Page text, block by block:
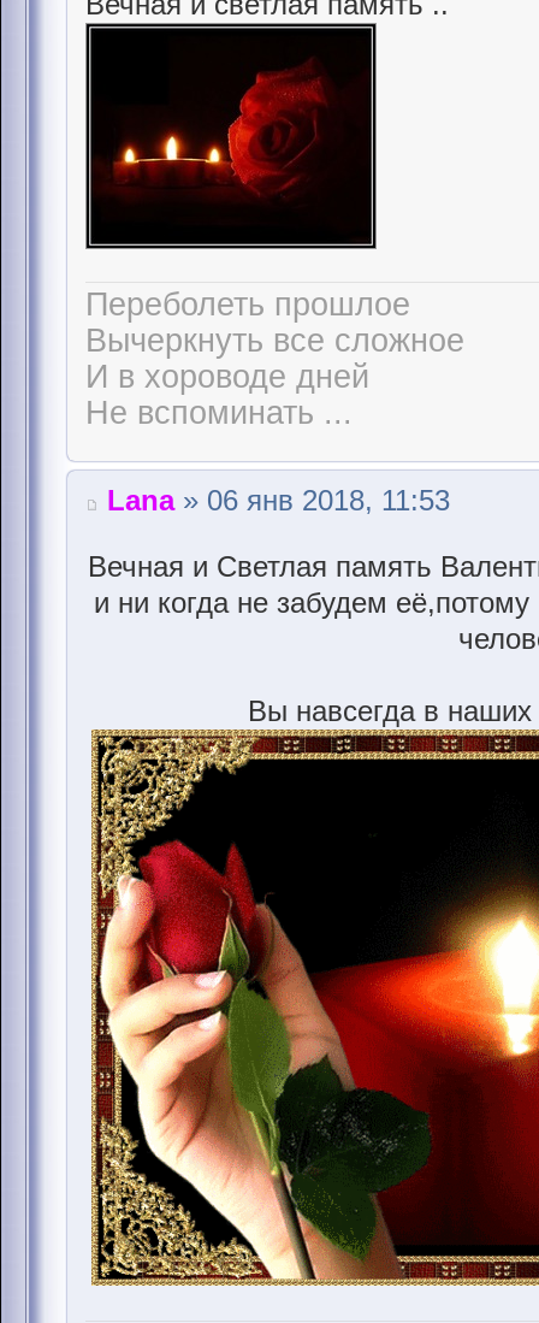
Переболеть прошлое
Вычеркнуть все сложное
И в хороводе дней
Не вспоминать ...
Lana» 06 янв 2018, 11:53
Вечная и Светлая память
и ни когда не забудем
Вы навсегда в наших